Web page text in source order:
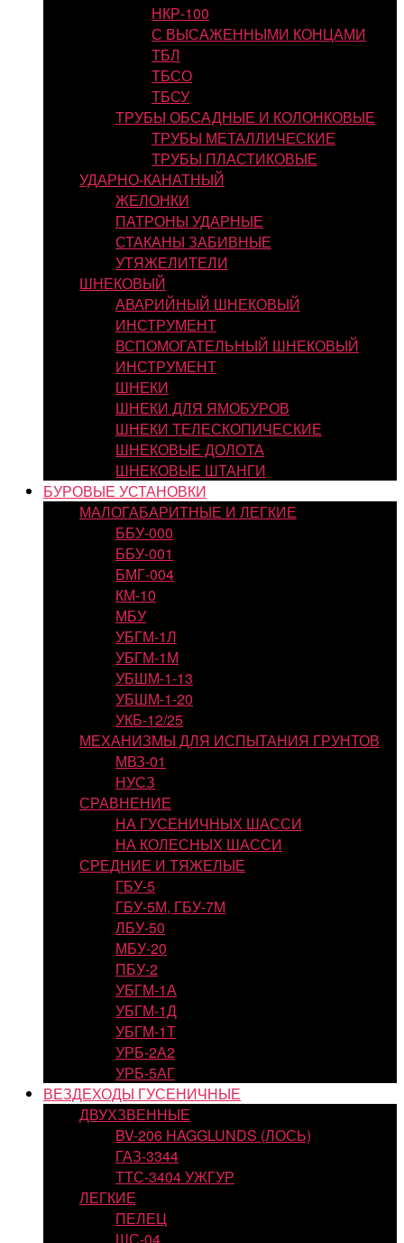
НКР-100
С ВЫСАЖЕННЫМИ КОНЦАМИ
ТБЛ
ТБСО
ТБСУ
ТРУБЫ ОБСАДНЫЕ И КОЛОНКОВЫЕ
ТРУБЫ МЕТАЛЛИЧЕСКИЕ
ТРУБЫ ПЛАСТИКОВЫЕ
УДАРНО-КАНАТНЫЙ
ЖЕЛОНКИ
ПАТРОНЫ УДАРНЫЕ
СТАКАНЫ ЗАБИВНЫЕ
УТЯЖЕЛИТЕЛИ
ШНЕКОВЫЙ
АВАРИЙНЫЙ ШНЕКОВЫЙ
ИНСТРУМЕНТ
ВСПОМОГАТЕЛЬНЫЙ ШНЕКОВЫЙ
ИНСТРУМЕНТ
ШНЕКИ
ШНЕКИ ДЛЯ ЯМОБУРОВ
ШНЕКИ ТЕЛЕСКОПИЧЕСКИЕ
ШНЕКОВЫЕ ДОЛОТА
ШНЕКОВЫЕ ШТАНГИ
БУРОВЫЕ УСТАНОВКИ
МАЛОГАБАРИТНЫЕ И ЛЕГКИЕ
ББУ-000
ББУ-001
БМГ-004
КМ-10
МБУ
УБГМ-1Л
УБГМ-1М
УБШМ-1-13
УБШМ-1-20
УКБ-12/25
МЕХАНИЗМЫ ДЛЯ ИСПЫТАНИЯ ГРУНТОВ
МВЗ-01
НУСЗ
СРАВНЕНИЕ
НА ГУСЕНИЧНЫХ ШАССИ
НА КОЛЕСНЫХ ШАССИ
СРЕДНИЕ И ТЯЖЕЛЫЕ
ГБУ-5
ГБУ-5М, ГБУ-7М
ЛБУ-50
МБУ-20
ПБУ-2
УБГМ-1А
УБГМ-1Д
УБГМ-1Т
УРБ-2А2
УРБ-5АГ
ВЕЗДЕХОДЫ ГУСЕНИЧНЫЕ
ДВУХЗВЕННЫЕ
BV-206 HAGGLUNDS (ЛОСЬ)
ГАЗ-3344
ТТС-3404 УЖГУР
ЛЕГКИЕ
ПЕЛЕЦ